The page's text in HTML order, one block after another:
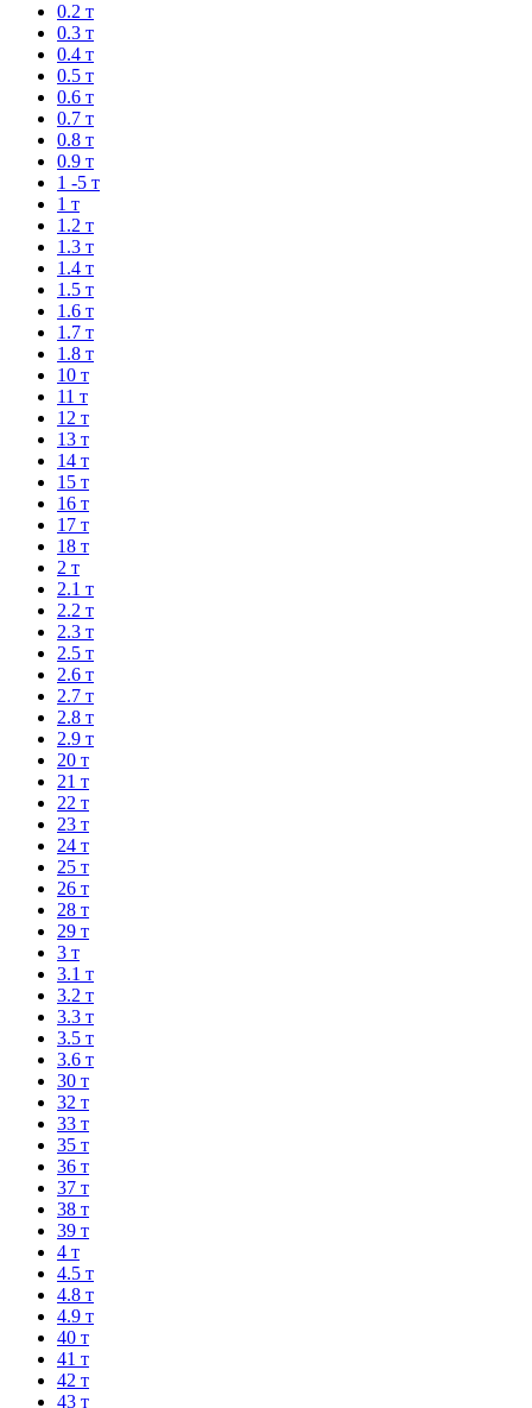
0.2 т
0.3 т
0.4 т
0.5 т
0.6 т
0.7 т
0.8 т
0.9 т
1 -5 т
1 т
1.2 т
1.3 т
1.4 т
1.5 т
1.6 т
1.7 т
1.8 т
10 т
11 т
12 т
13 т
14 т
15 т
16 т
17 т
18 т
2 т
2.1 т
2.2 т
2.3 т
2.5 т
2.6 т
2.7 т
2.8 т
2.9 т
20 т
21 т
22 т
23 т
24 т
25 т
26 т
28 т
29 т
3 т
3.1 т
3.2 т
3.3 т
3.5 т
3.6 т
30 т
32 т
33 т
35 т
36 т
37 т
38 т
39 т
4 т
4.5 т
4.8 т
4.9 т
40 т
41 т
42 т
43 т